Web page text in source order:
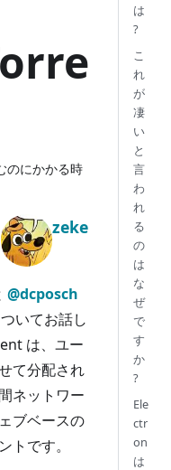
のにかかる時
zeke
@dcposch
いてお話し
は、ユー
て分配され
ネットワー
ブベースの
トです。
は
?
こ
れ
が
凄
い
と
言
わ
れ
る
の
は
な
ぜ
で
す
か
?
Ele
ctr
on
は